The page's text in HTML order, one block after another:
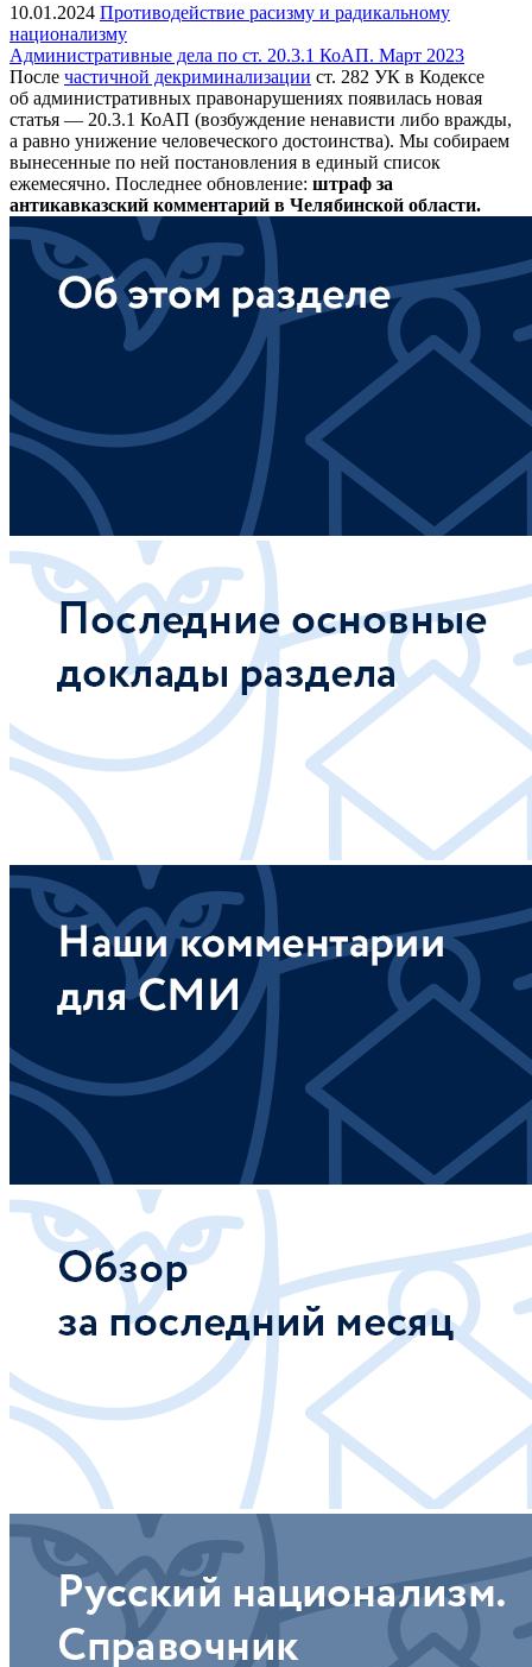
10.01.2024 Противодействие расизму и радикальному
национализму
Административные дела по ст. 20.3.1 КоАП. Март 2023
После частичной декриминализации ст. 282 УК в Кодексе
об административных правонарушениях появилась новая
статья — 20.3.1 КоАП (возбуждение ненависти либо вражды,
а равно унижение человеческого достоинства). Мы собираем
вынесенные по ней постановления в единый список
ежемесячно. Последнее обновление: штраф за
антикавказский комментарий в Челябинской области.